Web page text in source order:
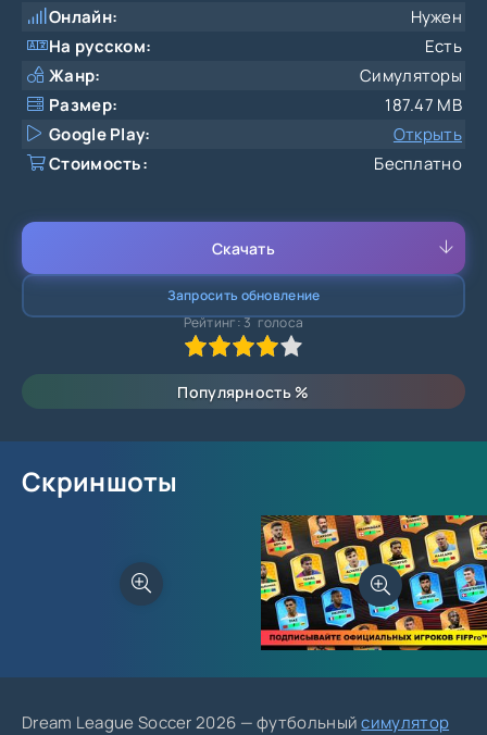
Онлайн:
Нужен
На русском:
Есть
Жанр:
Симуляторы
Размер:
187.47 MB
Google Play:
Открыть
Стоимость:
Бесплатно
Скачать
Запросить обновление
3 4 5
Рейтинг:3 голоса
Популярность %
Скриншоты
Dream League Soccer 2026 — футбольныйсимулятор